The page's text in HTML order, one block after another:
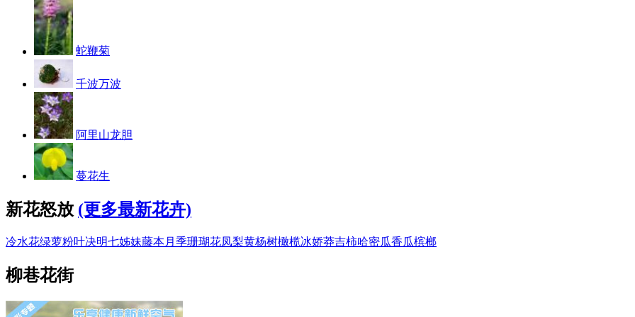
蛇鞭菊
千波万波
阿里山龙胆
蔓花生
新花怒放 (更多最新花卉)
冷水花绿萝粉叶决明七姊妹藤本月季珊瑚花凤梨黄杨树橄榄冰娇莽吉柿哈密瓜香瓜槟榔
柳巷花街